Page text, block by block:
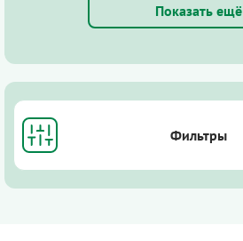
Показать ещё
Фильтры